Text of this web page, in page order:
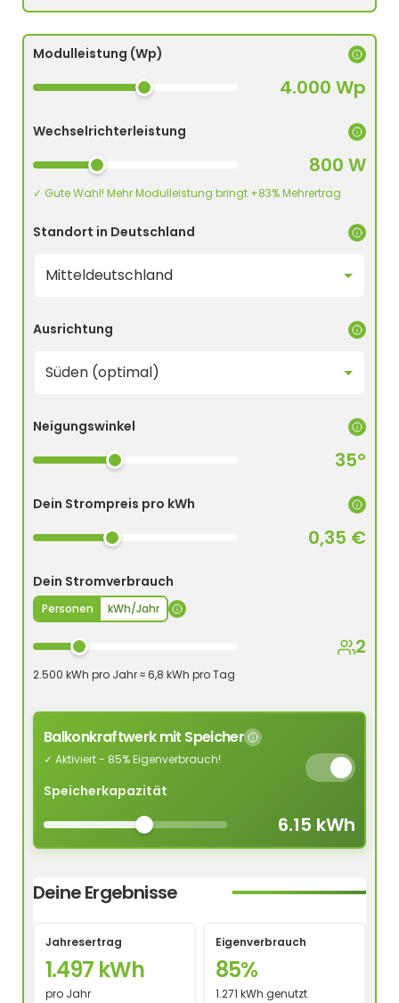
Modulleistung (Wp)
4.000 Wp
Wechselrichterleistung
800 W
✓ Gute Wahl! Mehr Modulleistung bringt +83% Mehrertrag
Standort in Deutschland
Ausrichtung
Neigungswinkel
35°
Dein Strompreis pro kWh
0,35 €
Dein Stromverbrauch
Personen kWh/Jahr
2
2.500 kWh pro Jahr ≈ 6,8 kWh pro Tag
Balkonkraftwerk mit Speicher
✓ Aktiviert - 85% Eigenverbrauch!
Speicherkapazität
6.15 kWh
Deine Ergebnisse
Jahresertrag
1.497 kWh
pro Jahr
Eigenverbrauch
85%
1.271 kWh genutzt